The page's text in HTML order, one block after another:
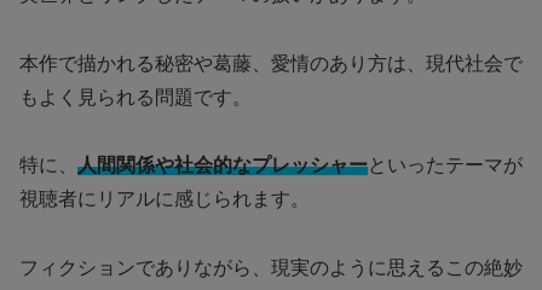
本作で描かれる秘密や葛藤、愛情のあり方は、現代社会で
もよく見られる問題です。
特に、 人間関係や社会的なプレッシャーといったテーマが
視聴者にリアルに感じられます。
フィクションでありながら、現実のように思えるこの絶妙